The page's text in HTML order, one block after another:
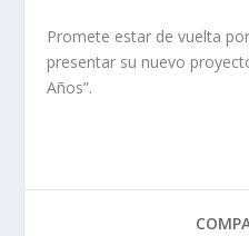
Promete estar de vuelta
presentar su nuevo
Años”.